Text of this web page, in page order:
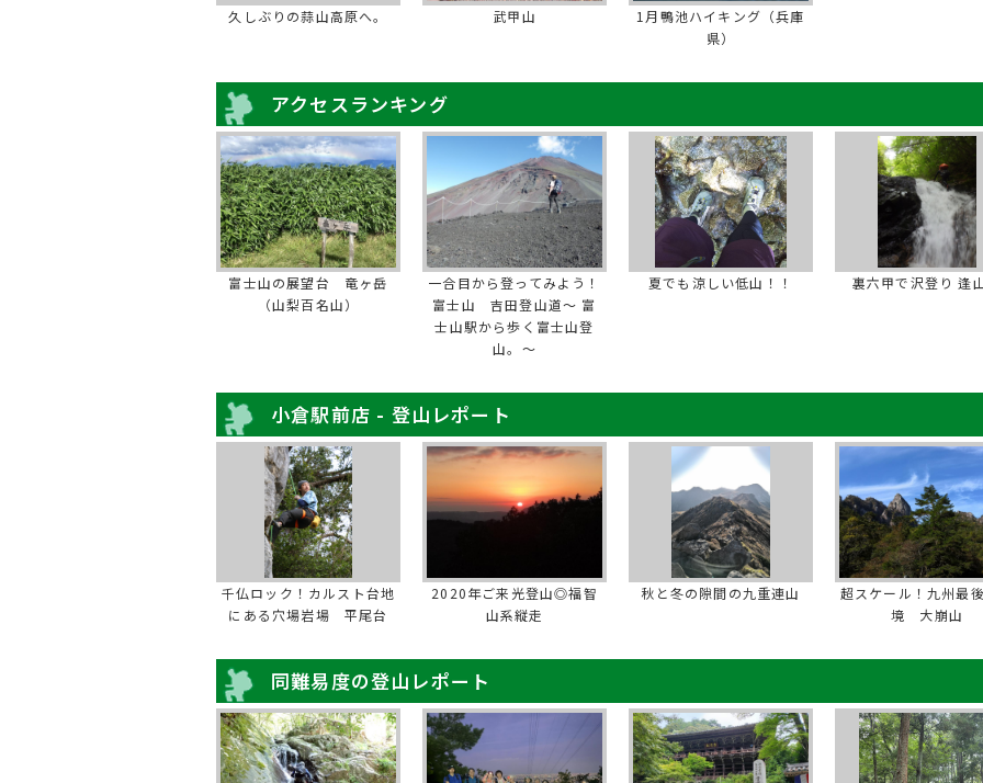
久しぶりの蒜山高原へ。 武甲山
1月鴨池ハイキング（兵庫
県）
アクセスランキング
富士山の展望台 竜ヶ岳
（山梨百名山）
一合目から登ってみよう！
富士山 吉田登山道～ 富
士山駅から歩く富士山登
山。～
夏でも涼しい低山！！ 裏六甲で沢登り 逢
小倉駅前店 - 登山レポート
千仏ロック！カルスト台地
にある穴場岩場 平尾台
2020年ご来光登山◎福智
山系縦走
秋と冬の隙間の九重連山
超スケール！九州最
境 大崩山
同難易度の登山レポート